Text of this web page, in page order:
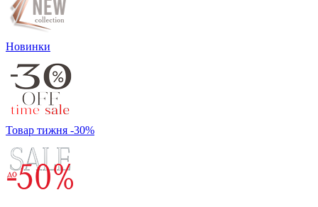
Новинки
Товар тижня -30%